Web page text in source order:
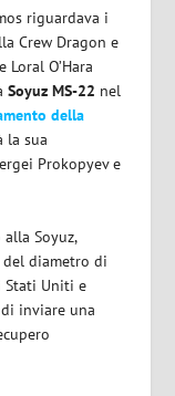
riguardava i
Crew Dragon e
O’Hara
Soyuz MS-22 nel
della
la sua
Prokopyev e
Soyuz,
del diametro di
Stati Uniti e
inviare una